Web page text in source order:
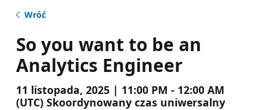
Wróć
So you want to be an
Analytics Engineer
11 listopada, 2025 | 11:00 PM - 12:00 AM
(UTC) Skoordynowany czas uniwersalny